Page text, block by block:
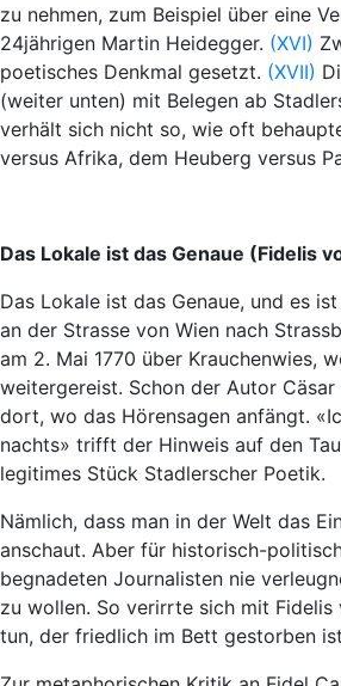
zu nehmen, zum Beispiel über eine
24jährigen Martin Heidegger. (XVI)
poetisches Denkmal gesetzt. (XVII)
(weiter unten) mit Belegen ab
verhält sich nicht so, wie oft
versus Afrika, dem Heuberg versus
Das Lokale ist das Genaue (Fidelis
Das Lokale ist das Genaue, und es
an der Strasse von Wien nach
am 2. Mai 1770 über Krauchenwies,
weitergereist. Schon der Autor
dort, wo das Hörensagen anfängt.
nachts» trifft der Hinweis auf den
legitimes Stück Stadlerscher Poetik.
Nämlich, dass man in der Welt das
anschaut. Aber für historisch-
begnadeten Journalisten nie
zu wollen. So verirrte sich mit
tun, der friedlich im Bett gestorben